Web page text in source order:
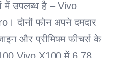
में उपलब्ध है – Vivo
दोनों फोन अपने दमदार
और प्रीमियम फीचर्स के
Vivo X100 में 6.78